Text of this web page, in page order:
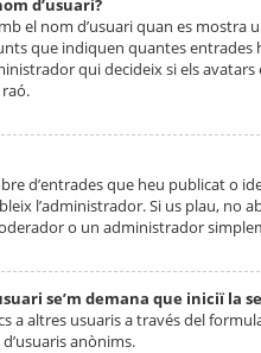
d’usuari?
el nom d’usuari quan es
que indiquen quantes
qui decideix si els
d’entrades que heu publicat
l’administrador. Si us plau,
o un administrador
se’m demana que iniciï la
a altres usuaris a través del
anònims.